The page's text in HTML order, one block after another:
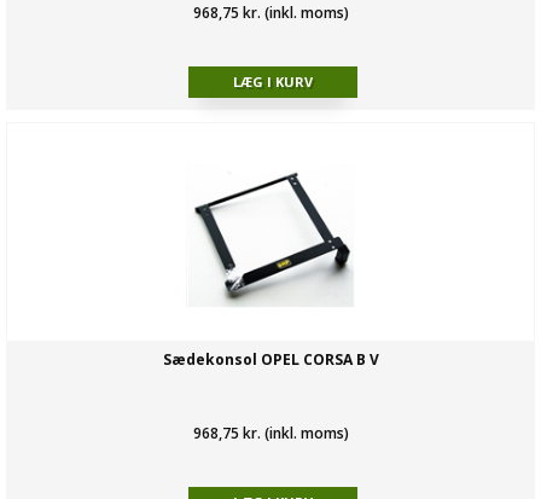
968,75 kr. (inkl. moms)
Sædekonsol OPEL CORSA B V
968,75 kr. (inkl. moms)